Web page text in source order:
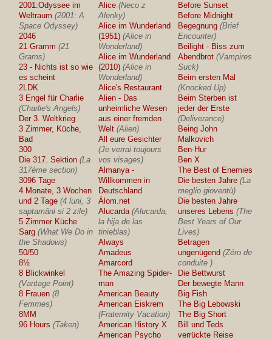
2001:Odyssee im
Weltraum (2001: A
Space Odyssey)
2046
21 Gramm (21
Grams)
23 - Nichts ist so wie
es scheint
2LDK
3 Engel für Charlie
(Charlie's Angels)
Der 3. Weltkrieg
3 Zimmer, Küche,
Bad
300
Die 317. Sektion (La
317ème section)
3096 Tage
4 Monate, 3 Wochen
und 2 Tage (4 luni, 3
saptamâni si 2 zile)
5 Zimmer Küche
Sarg (What We Do in
the Shadows)
50/50
8½
8 Blickwinkel
(Vantage Point)
8 Frauen (8
Femmes)
8MM
96 Hours (Taken)
Alice (Neco z
Alenky)
Alice im Wunderland
(1951) (Alice in
Wonderland)
Alice im Wunderland
(2010) (Alice in
Wonderland)
Alice's Restaurant
Alien - Das
unheimliche Wesen
aus einer fremden
Welt (Alien)
All eure Gesichter
(Je verrai toujours
vos visages)
Almanya -
Willkommen in
Deutschland
Álom.net
Alucarda (Alucarda,
la hija de las
tinieblas)
Always
Amadeus
Amarcord
The Amazing Spider-
man
American Beauty
American Eiskrem
(Fraternity Vacation)
American History X
American Psycho
Before Sunset
Before Midnight
Begegnung (Brief
Encounter)
Beilight - Biss zum
Abendbrot (Vampires
Suck)
Beim ersten Mal
(Knocked Up)
Beim Sterben ist
jeder der Erste
(Deliverance)
Being John
Malkovich
Ben-Hur
Ben X
The Best of Enemies
Die besten Jahre (La
meglio gioventù)
Die besten Jahre
unseres Lebens (The
Best Years of Our
Lives)
Betragen
ungenügend (Zéro de
conduite )
Die Bettwurst
Der bewegte Mann
Big Fish
The Big Lebowski
The Big Short
Bill und Teds
verrückte Reise